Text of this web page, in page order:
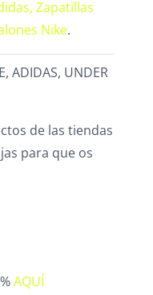
Zapatillas
Nike.
ADIDAS, UNDER
de las tiendas
para que os
AQUÍ